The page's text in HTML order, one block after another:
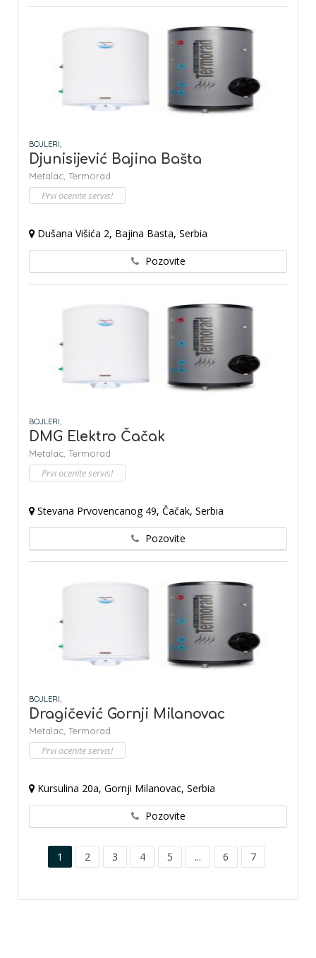
BOJLERI,
Djunisijević Bajina Bašta
Metalac, Termorad
Prvi ocenite servis!
Dušana Višića 2, Bajina Basta, Serbia
Pozovite
BOJLERI,
DMG Elektro Čačak
Metalac, Termorad
Prvi ocenite servis!
Stevana Prvovencanog 49, Čačak, Serbia
Pozovite
BOJLERI,
Dragičević Gornji Milanovac
Metalac, Termorad
Prvi ocenite servis!
Kursulina 20a, Gornji Milanovac, Serbia
Pozovite
1 2 3 4 5 ... 6 7